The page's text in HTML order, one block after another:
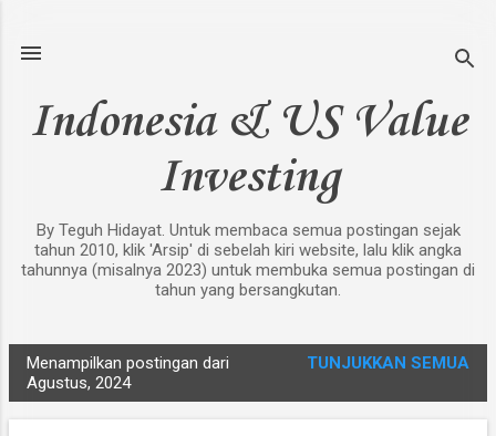
Indonesia & US Value
Investing
By Teguh Hidayat. Untuk membaca semua postingan sejak
tahun 2010, klik 'Arsip' di sebelah kiri website, lalu klik angka
tahunnya (misalnya 2023) untuk membuka semua postingan di
tahun yang bersangkutan.
o
Menampilkan postingan dari
Agustus, 2024
TUNJUKKAN SEMUA